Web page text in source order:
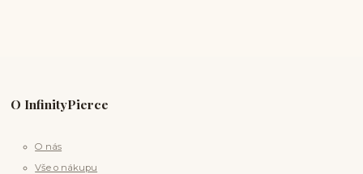
O InfinityPierce
O nás
Vše o nákupu